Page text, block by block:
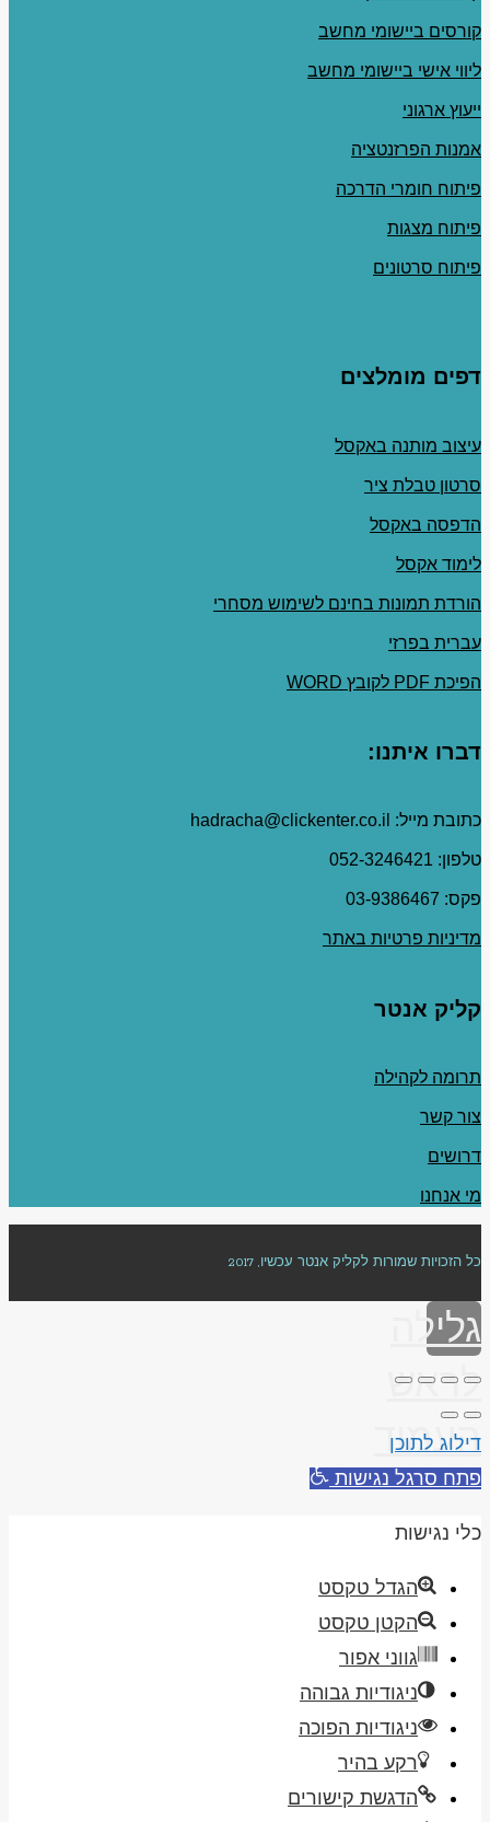
קורסים ביישומי מחשב
ליווי אישי ביישומי מחשב
ייעוץ ארגוני
אמנות הפרזנטציה
פיתוח חומרי הדרכה
פיתוח מצגות
פיתוח סרטונים
דפים מומלצים
עיצוב מותנה באקסל
סרטון טבלת ציר
הדפסה באקסל
לימוד אקסל
הורדת תמונות בחינם לשימוש מסחרי
עברית בפרזי
הפיכת PDF לקובץ WORD
דברו איתנו:
כתובת מייל: hadracha@clickenter.co.il
טלפון: 052-3246421
פקס: 03-9386467
מדיניות פרטיות באתר
קליק אנטר
תרומה לקהילה
צור קשר
דרושים
מי אנחנו
כל הזכויות שמורות לקליק אנטר עכשיו, 2017
גלילה
לראש
העמוד
דילוג לתוכן
פתח סרגל נגישות
כלי נגישות
הגדל טקסט
הקטן טקסט
גווני אפור
ניגודיות גבוהה
ניגודיות הפוכה
רקע בהיר
הדגשת קישורים